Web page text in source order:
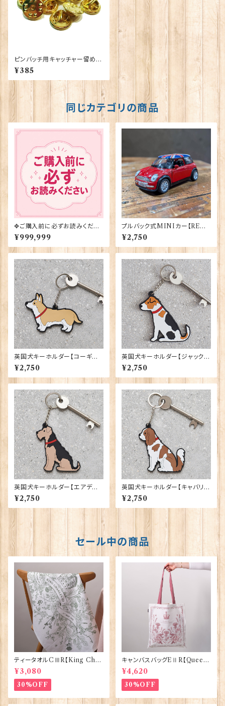
ピンバッチ用キャッチャー留め具
（バタフライ式）金色10個セット
P-000_G10
¥385
同じカテゴリの商品
✥ご購入前に必ずお読みくださ
い✥
¥999,999
プルバック式MINIカー【RED】
A＆W Gifts 40175（22-11）
¥2,750
英国犬キーホルダー【コーギー】
Sweet William 90409-W
ELSH CORGI
¥2,750
英国犬キーホルダー【ジャック・
ラッセル・テリア】 Sweet Willi
am 90409-JACK RUSSELL
TERRIER
¥2,750
英国犬キーホルダー【エアデー
ルテリア／ウェルシュテリア】 S
weet William 90409-AIRE
DALE TERRIER/WELSH T
ERRIER
¥2,750
英国犬キーホルダー【キャバリ
ア】 Sweet William 90409-
CAVALIER
¥2,750
セール中の商品
ティータオルCⅢR【King Char
lesⅢ Coronation】Victoria
Eggs 50129
¥3,080
30%OFF
キャンバスバッグEⅡR【Queen
ElizabethⅡ Commemorativ
e】Victoria Eggs 90332
¥4,620
30%OFF